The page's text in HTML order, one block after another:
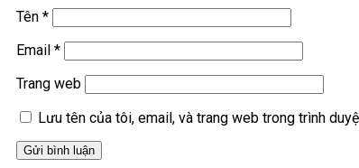
Tên *
Email *
Trang web
Lưu tên của tôi, email, và trang web trong trình